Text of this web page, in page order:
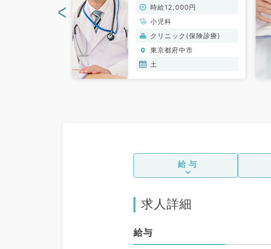
児科／非常勤）
時給12,000円
小児科
クリニック(保険診療)
東京都府中市
土
<
給与
求人詳細
給与